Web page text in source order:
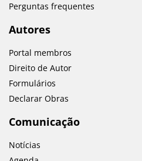
Perguntas frequentes
Autores
Portal membros
Direito de Autor
Formulários
Declarar Obras
Comunicação
Notícias